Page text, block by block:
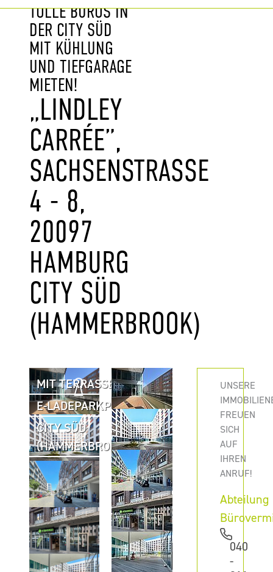
TOLLE BÜROS IN
DER CITY SÜD
MIT KÜHLUNG
UND TIEFGARAGE
MIETEN!
„LINDLEY
CARRÉE”,
SACHSENSTRASSE 4
- 8, 2
0097 H
AMBURG C
ITY SÜD (
HAMMERBROOK)
MIT TERRASSE
E-LADEPARKPLÄTZE
CITY SÜD
(HAMMERBROOK)
UNSERE
FREUEN
SICH
AUF
IHREN
ANRUF!
Abteilung
040
-